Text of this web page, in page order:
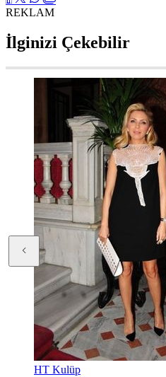
REKLAM
İlginizi Çekebilir
HT Kulüp